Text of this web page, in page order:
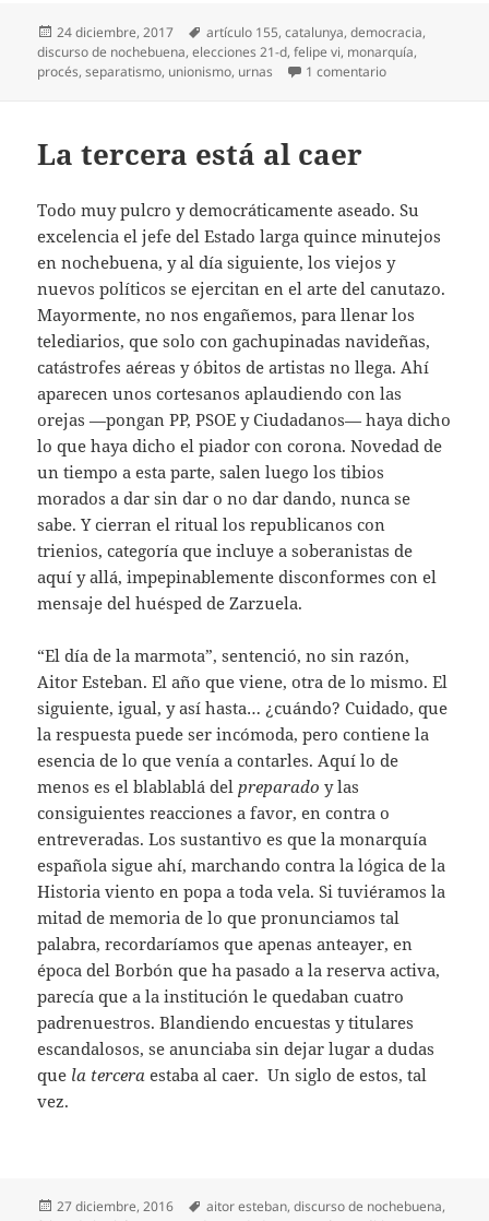
Publicado
el
24 diciembre, 2017 Etiquetas
artículo 155,catalunya,democracia,
discurso de nochebuena,elecciones 21-d,felipe vi, monarquía,
procés,separatismo, unionismo, urnas 1 comentarioen El discurso
La tercera está al caer
Todo muy pulcro y democráticamente aseado. Su
excelencia el jefe del Estado larga quince minutejos
en nochebuena, y al día siguiente, los viejos y
nuevos políticos se ejercitan en el arte del canutazo.
Mayormente, no nos engañemos, para llenar los
telediarios, que solo con gachupinadas navideñas,
catástrofes aéreas y óbitos de artistas no llega. Ahí
aparecen unos cortesanos aplaudiendo con las
orejas —pongan PP, PSOE y Ciudadanos— haya dicho
lo que haya dicho el piador con corona. Novedad de
un tiempo a esta parte, salen luego los tibios
morados a dar sin dar o no dar dando, nunca se
sabe. Y cierran el ritual los republicanos con
trienios, categoría que incluye a soberanistas de
aquí y allá, impepinablemente disconformes con el
mensaje del huésped de Zarzuela.
“El día de la marmota”, sentenció, no sin razón,
Aitor Esteban. El año que viene, otra de lo mismo. El
siguiente, igual, y así hasta… ¿cuándo? Cuidado, que
la respuesta puede ser incómoda, pero contiene la
esencia de lo que venía a contarles. Aquí lo de
menos es el blablablá delpreparado y las
consiguientes reacciones a favor, en contra o
entreveradas. Los sustantivo es que la monarquía
española sigue ahí, marchando contra la lógica de la
Historia viento en popa a toda vela. Si tuviéramos la
mitad de memoria de lo que pronunciamos tal
palabra, recordaríamos que apenas anteayer, en
época del Borbón que ha pasado a la reserva activa,
parecía que a la institución le quedaban cuatro
padrenuestros. Blandiendo encuestas y titulares
escandalosos, se anunciaba sin dejar lugar a dudas
que la tercera estaba al caer. Un siglo de estos, tal
vez.
Publicado
27 diciembre, 2016 Etiquetas
aitor esteban,discurso de nochebuena,